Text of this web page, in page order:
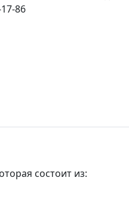
86
состоит из: